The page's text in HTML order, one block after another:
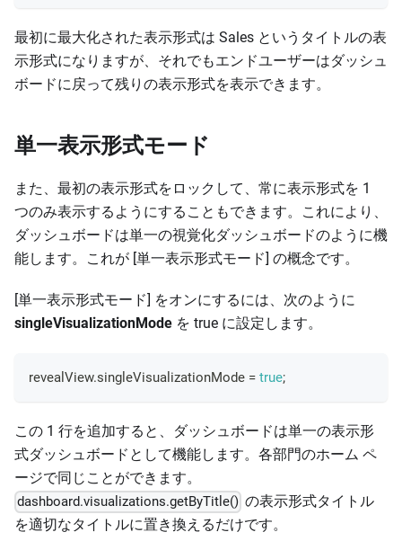
最初に最大化された表示形式は Sales というタイトルの表
示形式になりますが、それでもエンドユーザーはダッシュ
ボードに戻って残りの表示形式を表示できます。
単一表示形式モード
また、最初の表示形式をロックして、常に表示形式を 1
つのみ表示するようにすることもできます。これにより、
ダッシュボードは単一の視覚化ダッシュボードのように機
能します。これが [単一表示形式モード] の概念です。
[単一表示形式モード] をオンにするには、次のように
singleVisualizationMode を true に設定します。
revealView.singleVisualizationMode = true;
この 1 行を追加すると、ダッシュボードは単一の表示形
式ダッシュボードとして機能します。各部門のホーム ペ
ージで同じことができます。
dashboard.visualizations.getByTitle() の表示形式タイトル
を適切なタイトルに置き換えるだけです。